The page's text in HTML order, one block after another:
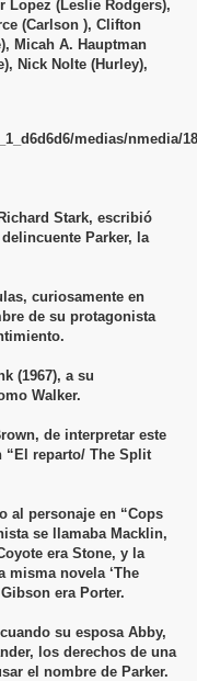
Lopez (Leslie Rodgers),
(Carlson ), Clifton
Micah A. Hauptman
Nick Nolte (Hurley),
Stark, escribió
Parker, la
curiosamente en
de su protagonista
(1967), a su
Walker.
de interpretar este
“El reparto/ The Split
al personaje en “Cops
se llamaba Macklin,
era Stone, y la
misma novela ‘The
era Porter.
su esposa Abby,
los derechos de una
el nombre de Parker.